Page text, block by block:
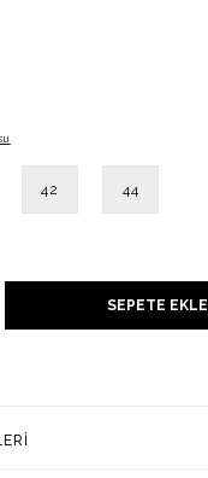
42 44
SEPETE EKLE